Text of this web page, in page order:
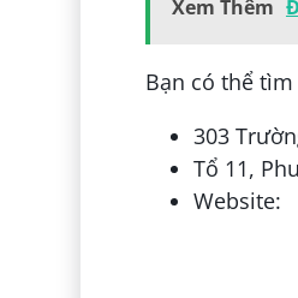
Xem Thêm
Bạn có thể
303
Tổ 11,
Website: